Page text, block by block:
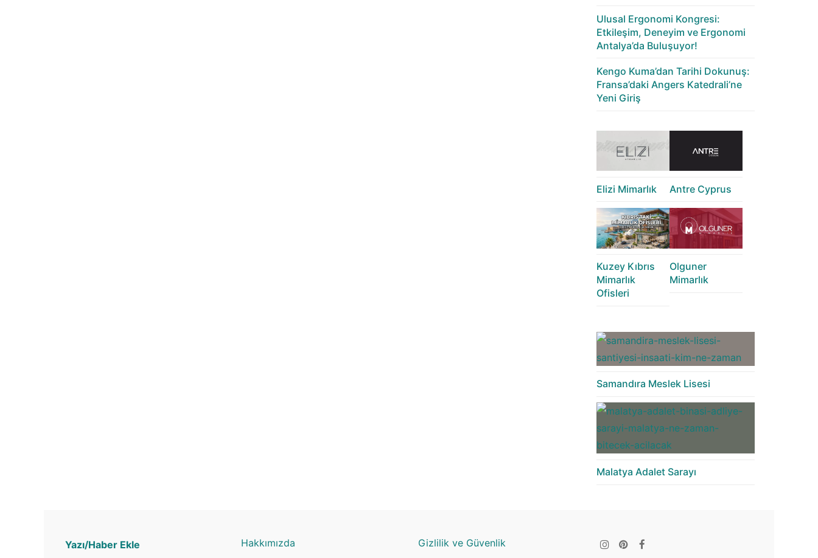
Ulusal Ergonomi Kongresi:
Etkileşim, Deneyim ve Ergonomi
Antalya’da Buluşuyor!
Kengo Kuma’dan Tarihi Dokunuş:
Fransa’daki Angers Katedrali’ne
Yeni Giriş
Elizi Mimarlık Antre Cyprus
Kuzey Kıbrıs
Mimarlık
Ofisleri
Olguner
Mimarlık
Samandıra Meslek Lisesi
Malatya Adalet Sarayı
Yazı/Haber Ekle Hakkımızda Gizlilik ve Güvenlik